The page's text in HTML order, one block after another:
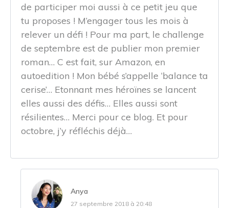
de participer moi aussi à ce petit jeu que
tu proposes ! M’engager tous les mois à
relever un défi ! Pour ma part, le challenge
de septembre est de publier mon premier
roman… C est fait, sur Amazon, en
autoedition ! Mon bébé s’appelle ‘balance ta
cerise’… Etonnant mes héroïnes se lancent
elles aussi des défis… Elles aussi sont
résilientes… Merci pour ce blog. Et pour
octobre, j’y réfléchis déjà…
Anya
27 septembre 2018 à 20:48